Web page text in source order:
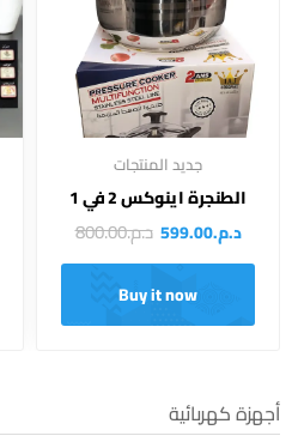
جديد المنتجات
الطنجرة اينوكس 2 في 1
د.م.599.00 د.م.800.00
Buy it now
أجهزة كهربائية